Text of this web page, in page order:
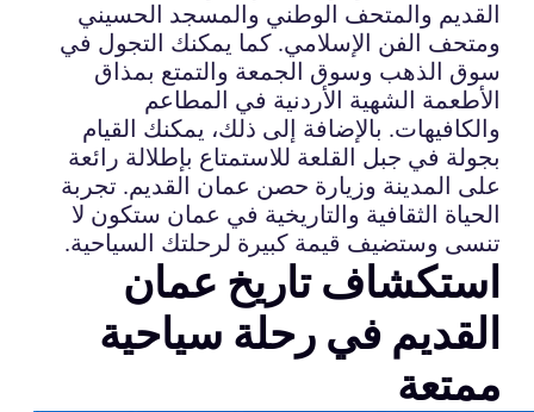
القديم والمتحف الوطني والمسجد الحسيني
ومتحف الفن الإسلامي. كما يمكنك التجول في
سوق الذهب وسوق الجمعة والتمتع بمذاق
الأطعمة الشهية الأردنية في المطاعم
والكافيهات. بالإضافة إلى ذلك، يمكنك القيام
بجولة في جبل القلعة للاستمتاع بإطلالة رائعة
على المدينة وزيارة حصن عمان القديم. تجربة
الحياة الثقافية والتاريخية في عمان ستكون لا
تنسى وستضيف قيمة كبيرة لرحلتك السياحية.
استكشاف تاريخ عمان
القديم في رحلة سياحية
ممتعة